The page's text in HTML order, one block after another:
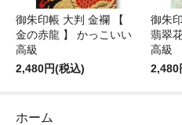
御朱印帳 大判 金襴 【
金の赤龍 】 かっこいい
高級
2,480円(税込)
御朱
翡翠
高級
2,480
ホーム